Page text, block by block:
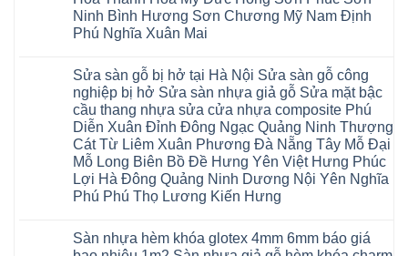
Hồ
Yên
Lập
Thanh
Ninh
hưng
yên
Lâm
Thao
Tam
Nông
hải
phòng
Thanh
Thủy
Biên
Hải
Dương
Bắc
Ninh
Gia
Lâm
Nam
Hà
Nội
Hưng
Yên
Đông
Anh
Nam
Định
hoài
đức
đan
thanh
ứng
hòa
long
biên
sài
gòn
đông
anh
sóc
sơn
đà
nẵng
gỗ
công
nghiệp
Nội
Sửa
sàn
nhựa
giả
gỗ
Sửa
mặt
bậc
cầu
thang
nhựa
nhựa
composite
Ninh Bình Hương Sơn Chương Mỹ Nam Định
Phú Nghĩa Xuân Mai
bình
luận
ở
Sửa
chữa
sàn
gỗ
tại
Hà
Nội
Sửa
nghiệp
tại
Sửa sàn gỗ bị hở tại Hà Nội Sửa sàn gỗ công
nghiệp bị hở Sửa sàn nhựa giả gỗ Sửa mặt bậc
cầu thang nhựa sửa cửa nhựa composite Phú
Diễn Xuân Đỉnh Đông Ngạc Quảng Ninh Thượng
Cát Từ Liêm Xuân Phương Đà Nẵng Tây Mỗ Đại
Mỗ Long Biên Bồ Đề Hưng Yên Việt Hưng Phúc
Lợi Hà Đông Quảng Ninh Dương Nội Yên Nghĩa
Phú Phú Thọ Lương Kiến Hưng
bình
luận
Sàn nhựa hèm khóa glotex 4mm 6mm báo giá